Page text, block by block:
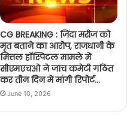
CG BREAKING : जिंदा मरीज को
मृत बताने का आरोप, राजधानी के
मित्तल हॉस्पिटल मामले में
सीएमएचओ ने जांच कमेटी गठित
कर तीन दिन में मांगी रिपोर्ट…
June 10, 2026